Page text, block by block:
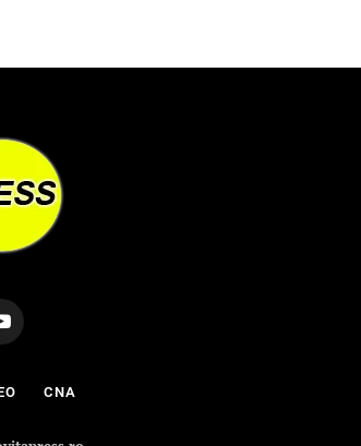
YouTube
CNA